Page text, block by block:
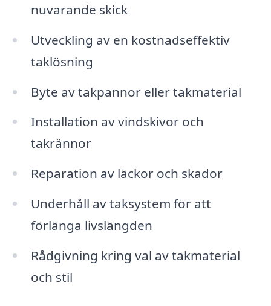
nuvarande skick
Utveckling av en kostnadseffektiv
taklösning
Byte av takpannor eller takmaterial
Installation av vindskivor och
takrännor
Reparation av läckor och skador
Underhåll av taksystem för att
förlänga livslängden
Rådgivning kring val av takmaterial
och stil